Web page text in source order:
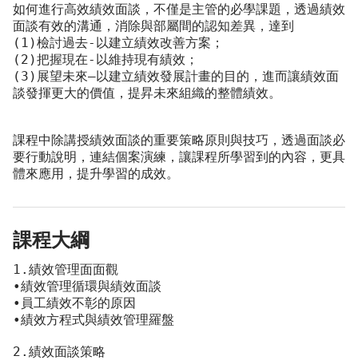
如何進行高效績效面談，不僅是主管的必學課題，透過績效
面談有效的溝通，消除與部屬間的認知差異，達到
(1)檢討過去-以建立績效改善方案；
(2)把握現在-以維持現有績效；
(3)展望未來—以建立績效發展計畫的目的，進而讓績效面
談發揮更大的價值，提昇未來組織的整體績效。
課程中除講授績效面談的重要策略原則與技巧，透過面談必
要行動說明，連結個案演練，讓課程所學習到的內容，更具
體來應用，提升學習的成效。
課程大綱
•績效管理循環與績效面談
•員工績效不彰的原因
•績效方程式與績效管理羅盤